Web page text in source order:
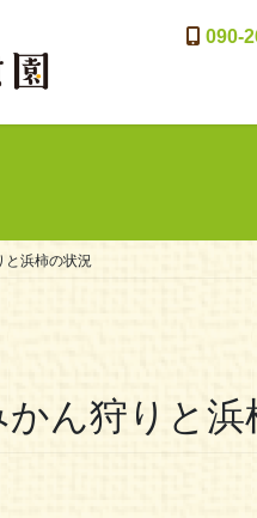
090-
浜柿の状況
ん狩りと浜